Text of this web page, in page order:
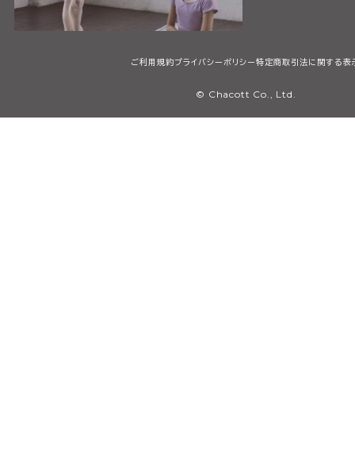
ご利用規約プライバシーポリシー特定商取引法に関する表
© Chacott Co., Ltd.